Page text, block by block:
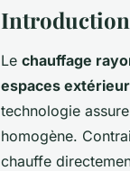
Le chauffage
espaces
technologie
homogène.
chauffe